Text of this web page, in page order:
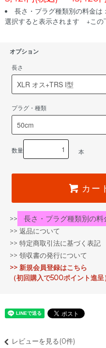
長さ・プラグ種類別の料金は
選択すると表示されます ↓この
オプション
長さ
プラグ・種類
数量 本
カー
>> 長さ・プラグ種類別の
>> 返品について
>> 特定商取引法に基づく表記
>> 領収書の発行について
>> 新規会員登録はこちら
（初回購入で500ポイント進呈
レビューを見る(0件)